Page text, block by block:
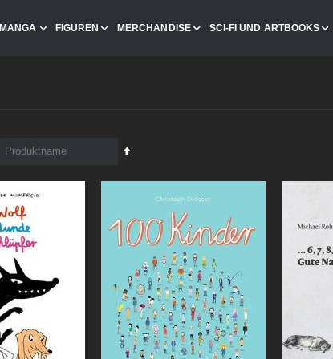
MANGA FIGUREN MERCHANDISE SCI-FI UND ARTBOOKS
In